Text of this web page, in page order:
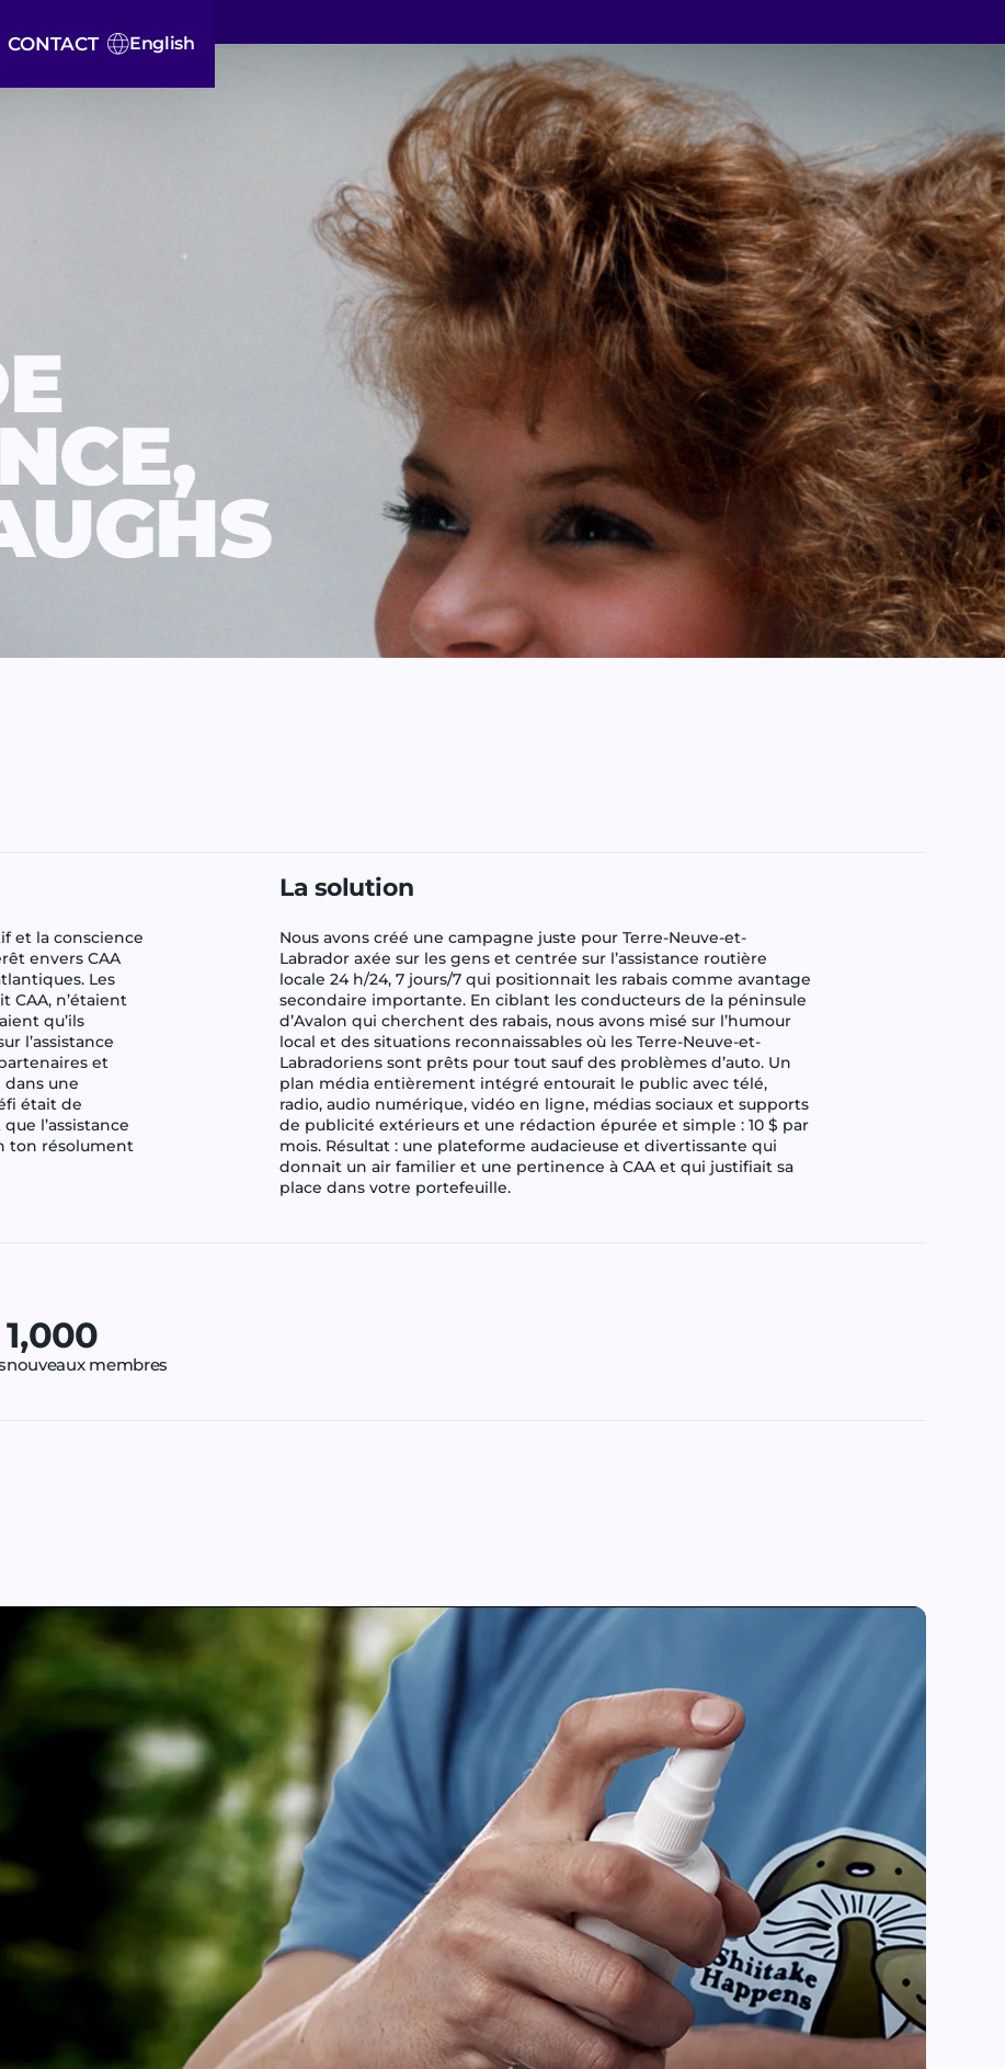
CONTACT English
et la conscience
envers CAA
Les
CAA, n’étaient
qu’ils
l’assistance
et
dans une
était de
l’assistance
ton résolument
La solution
Nous avons créé une campagne juste pour Terre-Neuve-et-
Labrador axée sur les gens et centrée sur l’assistance routière
locale 24 h/24, 7 jours/7 qui positionnait les rabais comme avantage
secondaire importante. En ciblant les conducteurs de la péninsule
d’Avalon qui cherchent des rabais, nous avons misé sur l’humour
local et des situations reconnaissables où les Terre-Neuve-et-
Labradoriens sont prêts pour tout sauf des problèmes d’auto. Un
plan média entièrement intégré entourait le public avec télé,
radio, audio numérique, vidéo en ligne, médias sociaux et supports
de publicité extérieurs et une rédaction épurée et simple : 10 $ par
mois. Résultat : une plateforme audacieuse et divertissante qui
donnait un air familier et une pertinence à CAA et qui justifiait sa
place dans votre portefeuille.
1,000
nouveaux membres